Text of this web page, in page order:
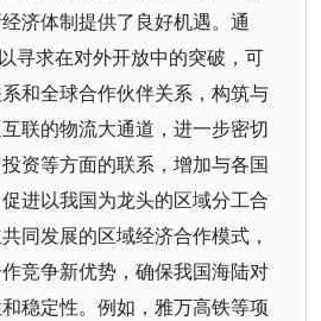
济体制提供了良好机遇。通
寻求在对外开放中的突破，可
和全球合作伙伴关系，构筑与
联的物流大通道，进一步密切
资等方面的联系，增加与各国
进以我国为龙头的区域分工合
同发展的区域经济合作模式，
竞争新优势，确保我国海陆对
稳定性。例如，雅万高铁等项